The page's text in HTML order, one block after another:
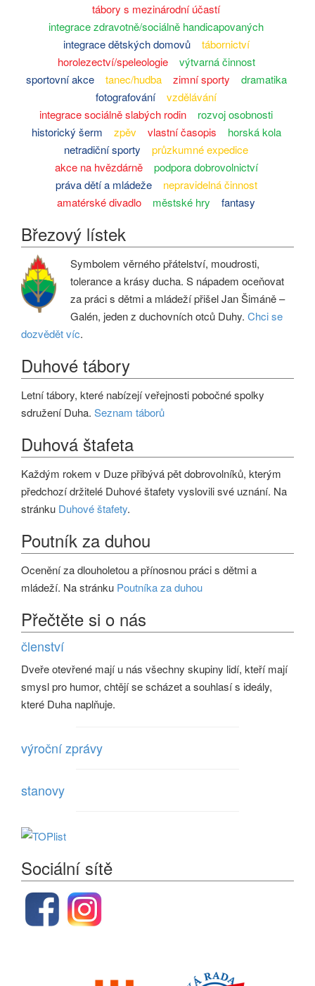
tábory s mezinárodní účastí
integrace zdravotně/sociálně handicapovaných
integrace dětských domovů
tábornictví
horolezectví/speleologie
výtvarná činnost
sportovní akce
tanec/hudba zimní sporty
dramatika
fotografování
vzdělávání
integrace sociálně slabých rodin
rozvoj osobnosti
historický šerm
zpěv vlastní časopis
horská kola
netradiční sporty
průzkumné expedice
akce na hvězdárně
podpora dobrovolnictví
práva dětí a mládeže
nepravidelná činnost
amatérské divadlo
městské hry fantasy
Březový lístek
Symbolem věrného přátelství, moudrosti,
tolerance a krásy ducha. S nápadem oceňovat
za práci s dětmi a mládeží přišel Jan Šimáně –
Galén, jeden z duchovních otců Duhy. Chci se
dozvědět víc.
Duhové tábory
Letní tábory, které nabízejí veřejnosti pobočné spolky
sdružení Duha. Seznam táborů
Duhová štafeta
Každým rokem v Duze přibývá pět dobrovolníků, kterým
předchozí držitelé Duhové štafety vyslovili své uznání. Na
stránku Duhové štafety.
Poutník za duhou
Ocenění za dlouholetou a přínosnou práci s dětmi a
mládeží. Na stránku Poutníka za duhou
Přečtěte si o nás
členství
Dveře otevřené mají u nás všechny skupiny lidí, kteří mají
smysl pro humor, chtějí se scházet a souhlasí s ideály,
které Duha naplňuje.
výroční zprávy
stanovy
Sociální sítě